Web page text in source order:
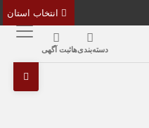
دسته‌بندی‌هاثبت آگهی